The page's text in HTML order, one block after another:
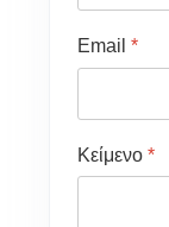
Email *
Κείμενο *